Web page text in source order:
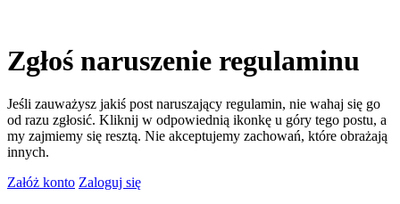
Zgłoś naruszenie regulaminu
Jeśli zauważysz jakiś post naruszający regulamin, nie wahaj się go
od razu zgłosić. Kliknij w odpowiednią ikonkę u góry tego postu, a
my zajmiemy się resztą. Nie akceptujemy zachowań, które obrażają
innych.
Załóż konto Zaloguj się